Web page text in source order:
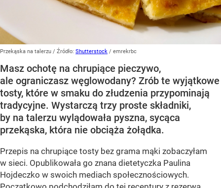
Przekąska na talerzu / Źródło: Shutterstock / emrekrbc
Masz ochotę na chrupiące pieczywo,
ale ograniczasz węglowodany? Zrób te wyjątkowe
tosty, które w smaku do złudzenia przypominają
tradycyjne. Wystarczą trzy proste składniki,
by na talerzu wylądowała pyszna, sycąca
przekąska, która nie obciąża żołądka.
Przepis na chrupiące tosty bez grama mąki zobaczyłam
w sieci. Opublikowała go znana dietetyczka Paulina
Hojdeczko w swoich mediach społecznościowych.